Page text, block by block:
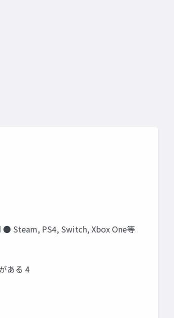
Steam, PS4, Switch, Xbox One等
ある 4